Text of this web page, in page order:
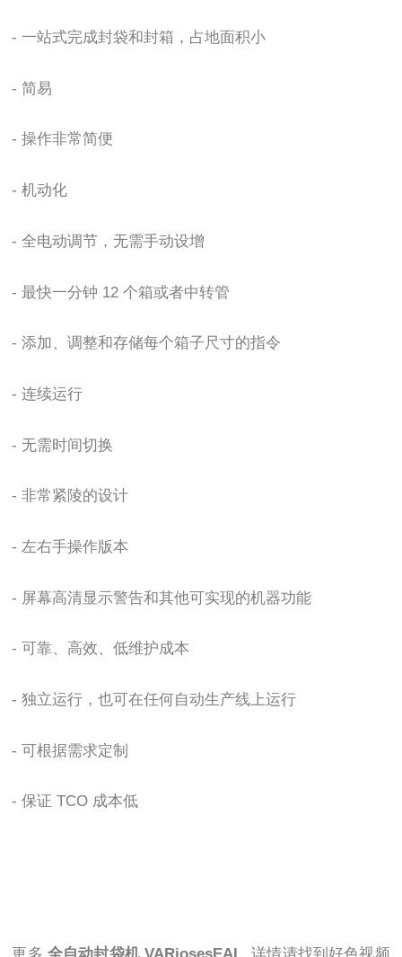
- 一站式完成封袋和封箱，占地面积小
- 简易
- 操作非常简便
- 机动化
- 全电动调节，无需手动设增
-最快一分钟 12 个箱或者中转管
-添加、调整和存储每个箱子尺寸的指令
-连续运行
- 无需时间切换
-非常紧陵的设计
-左右手操作版本
- 屏幕高清显示警告和其他可实现的机器功能
- 可靠、高效、低维护成本
-独立运行，也可在任何自动生产线上运行
-可根据需求定制
-保证 TCO 成本低